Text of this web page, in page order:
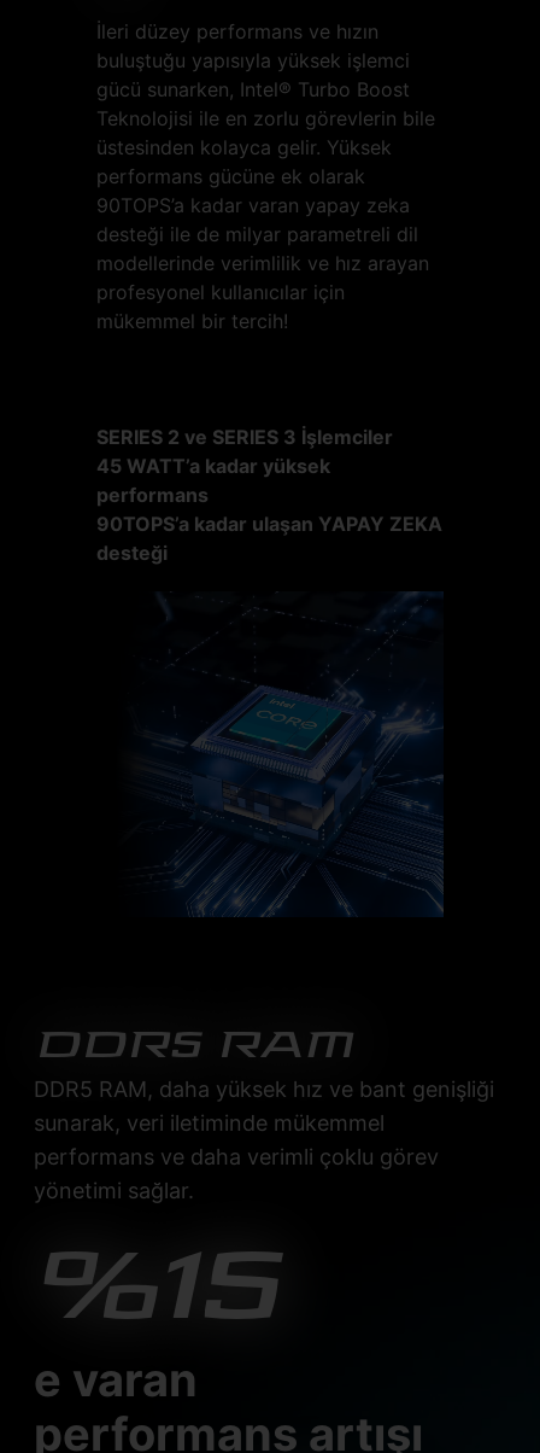
İleri düzey performans ve hızın
buluştuğu yapısıyla yüksek işlemci
gücü sunarken, Intel® Turbo Boost
Teknolojisi ile en zorlu görevlerin bile
üstesinden kolayca gelir. Yüksek
performans gücüne ek olarak
90TOPS’a kadar varan yapay zeka
desteği ile de milyar parametreli dil
modellerinde verimlilik ve hız arayan
profesyonel kullanıcılar için
mükemmel bir tercih!
SERIES 2 ve SERIES 3 İşlemciler
45 WATT’a kadar yüksek
performans
90TOPS’a kadar ulaşan YAPAY ZEKA
desteği
DDR5 RAM
DDR5 RAM, daha yüksek hız ve bant genişliği
sunarak, veri iletiminde mükemmel
performans ve daha verimli çoklu görev
yönetimi sağlar.
%15
e varan
performans artışı